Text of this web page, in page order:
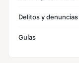
Delitos y denuncias
Guías